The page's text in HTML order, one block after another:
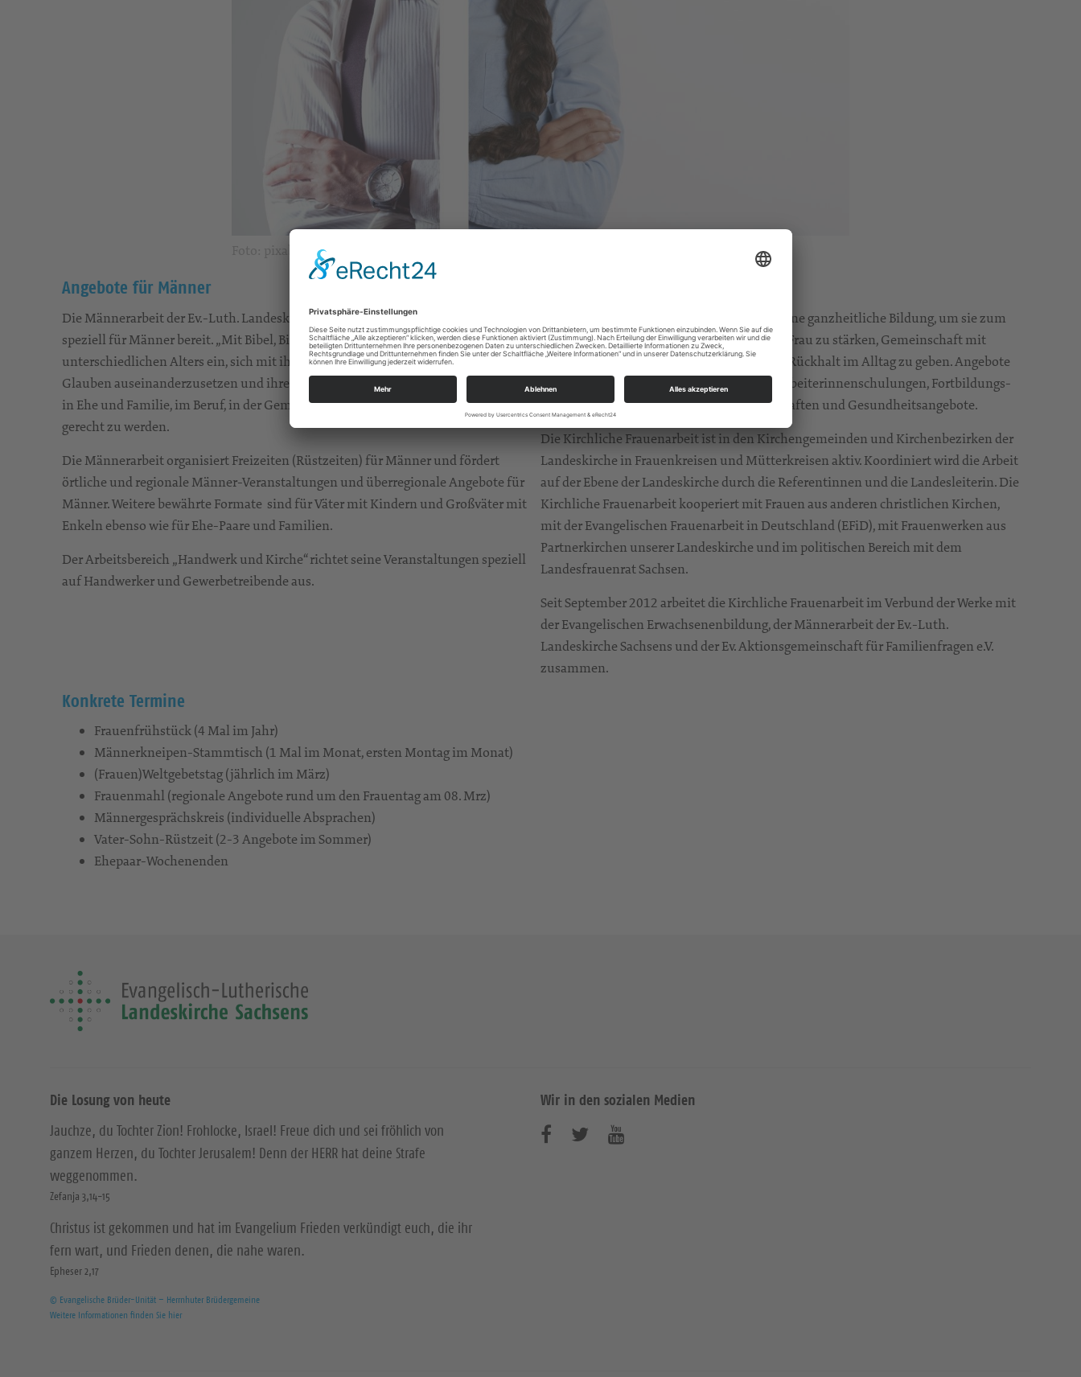
Foto: pixabay
Angebote für Männer
Die Männerarbeit der Ev.-Luth. Landeskirche Sachsens hält verschiedene Angebote
speziell für Männer bereit. „Mit Bibel, Bildung und Begegnung“ lädt sie Männer
unterschiedlichen Alters ein, sich mit ihren spezifischen Fragen zum Leben und
Glauben auseinanderzusetzen und ihrer Verantwortung im persönlichen Bereich,
in Ehe und Familie, im Beruf, in der Gemeinde und im gesellschaftlichen Leben
gerecht zu werden.
Die Männerarbeit organisiert Freizeiten (Rüstzeiten) für Männer und fördert
örtliche und regionale Männer-Veranstaltungen und überregionale Angebote für
Männer. Weitere bewährte Formate sind für Väter mit Kindern und Großväter mit
Enkeln ebenso wie für Ehe-Paare und Familien.
Der Arbeitsbereich „Handwerk und Kirche“ richtet seine Veranstaltungen speziell
auf Handwerker und Gewerbetreibende aus.
Die Kirchliche Frauenarbeit bietet Frauen eine ganzheitliche Bildung, um sie zum
Glauben zu ermutigen, ihr Bewusstsein als Frau zu stärken, Gemeinschaft mit
anderen Frauen zu ermöglichen und ihnen Rückhalt im Alltag zu geben. Angebote
der Kirchlichen Frauenarbeit sind u.a. Mitarbeiterinnenschulungen, Fortbildungs-
und Rüsttage, Seminare, Urlaubsgemeinschaften und Gesundheitsangebote.
Die Kirchliche Frauenarbeit ist in den Kirchengemeinden und Kirchenbezirken der
Landeskirche in Frauenkreisen und Mütterkreisen aktiv. Koordiniert wird die Arbeit
auf der Ebene der Landeskirche durch die Referentinnen und die Landesleiterin. Die
Kirchliche Frauenarbeit kooperiert mit Frauen aus anderen christlichen Kirchen,
mit der Evangelischen Frauenarbeit in Deutschland (EFiD), mit Frauenwerken aus
Partnerkirchen unserer Landeskirche und im politischen Bereich mit dem
Landesfrauenrat Sachsen.
Seit September 2012 arbeitet die Kirchliche Frauenarbeit im Verbund der Werke mit
der Evangelischen Erwachsenenbildung, der Männerarbeit der Ev.-Luth.
Landeskirche Sachsens und der Ev. Aktionsgemeinschaft für Familienfragen e.V.
zusammen.
Konkrete Termine
Frauenfrühstück (4 Mal im Jahr)
Männerkneipen-Stammtisch (1 Mal im Monat, ersten Montag im Monat)
(Frauen)Weltgebetstag (jährlich im März)
Frauenmahl (regionale Angebote rund um den Frauentag am 08. Mrz)
Männergesprächskreis (individuelle Absprachen)
Vater-Sohn-Rüstzeit (2-3 Angebote im Sommer)
Ehepaar-Wochenenden
Die Losung von heute
Jauchze, du Tochter Zion! Frohlocke, Israel! Freue dich und sei fröhlich von
ganzem Herzen, du Tochter Jerusalem! Denn der HERR hat deine Strafe
weggenommen.
Zefanja 3,14-15
Christus ist gekommen und hat im Evangelium Frieden verkündigt euch, die ihr
fern wart, und Frieden denen, die nahe waren.
Epheser 2,17
© Evangelische Brüder-Unität – Herrnhuter Brüdergemeine
Weitere Informationen finden Sie hier
Wir in den sozialen Medien
B
B
B